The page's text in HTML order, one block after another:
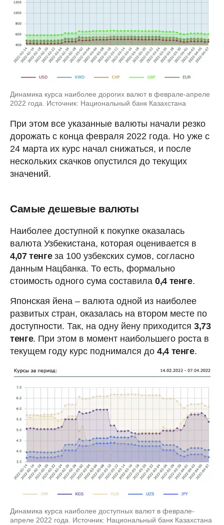
Динамика курса наиболее дорогих валют в феврале-апреле
2022 года. Источник: Национальный банк Казахстана
При этом все указанные валюты начали резко
дорожать с конца февраля 2022 года. Но уже с
24 марта их курс начал снижаться, и после
нескольких скачков опустился до текущих
значений.
Самые дешевые валюты
Наиболее доступной к покупке оказалась
валюта Узбекистана, которая оценивается в
4,07 тенгеза 100 узбекских сумов, согласно
данным Нацбанка. То есть, формально
стоимость одного сума составила 0,4 тенге.
Японская йена – валюта одной из наиболее
развитых стран, оказалась на втором месте по
доступности. Так, на одну йену приходится 3,73
тенге. При этом в момент наибольшего роста в
текущем году курс поднимался до 4,4 тенге.
Динамика курса наиболее доступных валют в феврале-
апреле 2022 года. Источник: Национальный банк Казахстана